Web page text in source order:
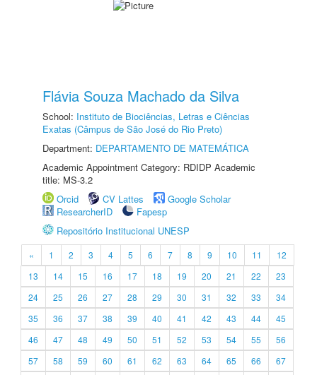
Flávia Souza Machado da Silva
School: Instituto de Biociências, Letras e Ciências
Exatas (Câmpus de São José do Rio Preto)
Department: DEPARTAMENTO DE MATEMÁTICA
Academic Appointment Category: RDIDP Academic
title: MS-3.2
Orcid
CV Lattes
Google Scholar
ResearcherID
Fapesp
Repositório Institucional UNESP
« 1 2 3 4 5 6 7 8 9 10 11
12
13
14 15 16 17 18 19 20 21 22
23
24
25 26 27 28 29 30 31 32 33
34
35
36 37 38 39 40 41 42 43 44
45
46
47 48 49 50 51 52 53 54 55
56
57
58 59 60 61 62 63 64 65 66
67